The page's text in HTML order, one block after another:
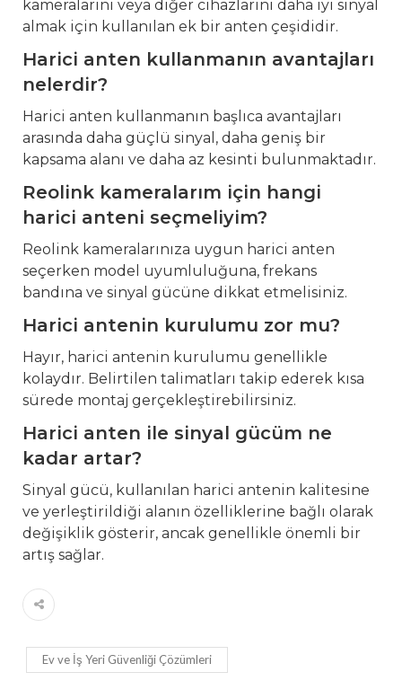
kameralarını veya diğer cihazlarını daha iyi sinyal
almak için kullanılan ek bir anten çeşididir.
Harici anten kullanmanın avantajları
nelerdir?
Harici anten kullanmanın başlıca avantajları
arasında daha güçlü sinyal, daha geniş bir
kapsama alanı ve daha az kesinti bulunmaktadır.
Reolink kameralarım için hangi
harici anteni seçmeliyim?
Reolink kameralarınıza uygun harici anten
seçerken model uyumluluğuna, frekans
bandına ve sinyal gücüne dikkat etmelisiniz.
Harici antenin kurulumu zor mu?
Hayır, harici antenin kurulumu genellikle
kolaydır. Belirtilen talimatları takip ederek kısa
sürede montaj gerçekleştirebilirsiniz.
Harici anten ile sinyal gücüm ne
kadar artar?
Sinyal gücü, kullanılan harici antenin kalitesine
ve yerleştirildiği alanın özelliklerine bağlı olarak
değişiklik gösterir, ancak genellikle önemli bir
artış sağlar.
Ev ve İş Yeri Güvenliği Çözümleri